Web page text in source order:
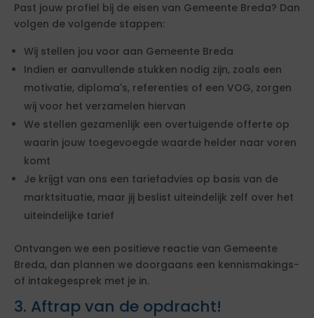
Past jouw profiel bij de eisen van Gemeente Breda? Dan
volgen de volgende stappen:
Wij stellen jou voor aan Gemeente Breda
Indien er aanvullende stukken nodig zijn, zoals een
motivatie, diploma's, referenties of een VOG, zorgen
wij voor het verzamelen hiervan
We stellen gezamenlijk een overtuigende offerte op
waarin jouw toegevoegde waarde helder naar voren
komt
Je krijgt van ons een tariefadvies op basis van de
marktsituatie, maar jij beslist uiteindelijk zelf over het
uiteindelijke tarief
Ontvangen we een positieve reactie van Gemeente
Breda, dan plannen we doorgaans een kennismakings-
of intakegesprek met je in.
3. Aftrap van de opdracht!